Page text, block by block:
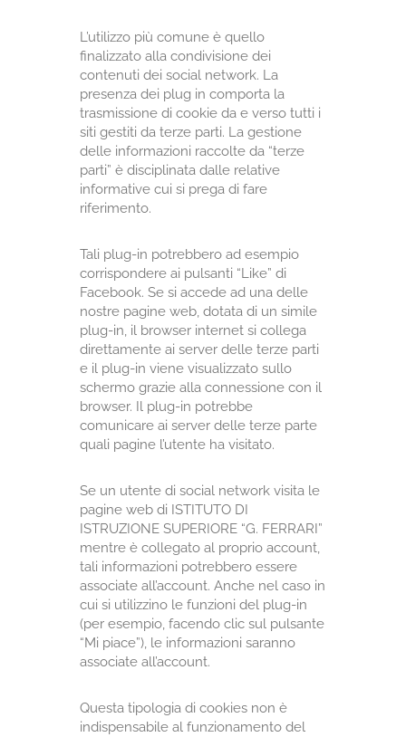
L’utilizzo più comune è quello
finalizzato alla condivisione dei
contenuti dei social network. La
presenza dei plug in comporta la
trasmissione di cookie da e verso tutti i
siti gestiti da terze parti. La gestione
delle informazioni raccolte da “terze
parti” è disciplinata dalle relative
informative cui si prega di fare
riferimento.
Tali plug-in potrebbero ad esempio
corrispondere ai pulsanti “Like” di
Facebook. Se si accede ad una delle
nostre pagine web, dotata di un simile
plug-in, il browser internet si collega
direttamente ai server delle terze parti
e il plug-in viene visualizzato sullo
schermo grazie alla connessione con il
browser. Il plug-in potrebbe
comunicare ai server delle terze parte
quali pagine l’utente ha visitato.
Se un utente di social network visita le
pagine web di ISTITUTO DI
ISTRUZIONE SUPERIORE “G. FERRARI”
mentre è collegato al proprio account,
tali informazioni potrebbero essere
associate all’account. Anche nel caso in
cui si utilizzino le funzioni del plug-in
(per esempio, facendo clic sul pulsante
“Mi piace”), le informazioni saranno
associate all’account.
Questa tipologia di cookies non è
indispensabile al funzionamento del